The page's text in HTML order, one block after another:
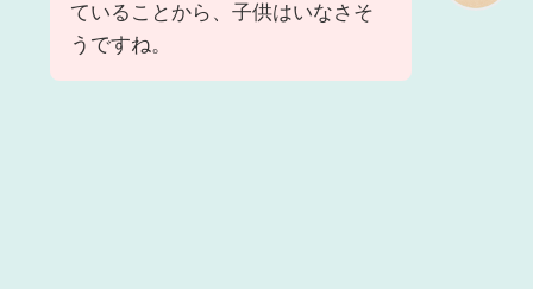
ていることから、子供はいなさそ
うですね。